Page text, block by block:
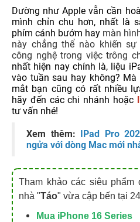
Dường như Apple vẫn cần
mình chỉn chu hơn, nhất là
phím cánh bướm hay màn
này chẳng thể nào khiến
công nghệ trong việc trông
nhất hiện nay chính là, liệu
vào tuần sau hay không?
mắt bạn cũng có rất nhiều
hãy đến các chi nhánh hoặc
tư vấn nhé!
Xem thêm: IPad Pro
ngửa với dòng Mac mới
Tham khảo các siêu phẩm
nhà "Táo" vừa cập bến tại
Mua iPhone 16 Series